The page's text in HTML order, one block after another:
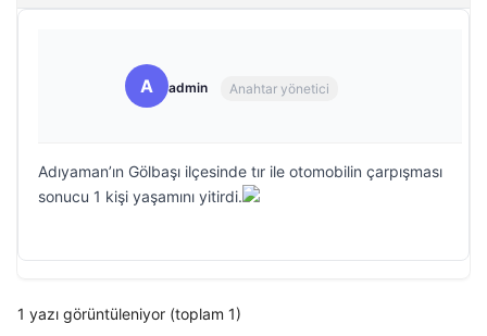
A admin Anahtar yönetici
Adıyaman’ın Gölbaşı ilçesinde tır ile otomobilin çarpışması
sonucu 1 kişi yaşamını yitirdi.
1 yazı görüntüleniyor (toplam 1)